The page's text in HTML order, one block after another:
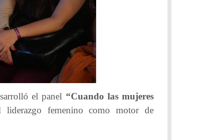
el panel “Cuando las mujeres
femenino como motor de